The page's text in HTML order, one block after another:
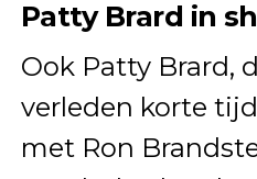
Patty Brard in
Ook Patty Brard,
verleden korte
met Ron